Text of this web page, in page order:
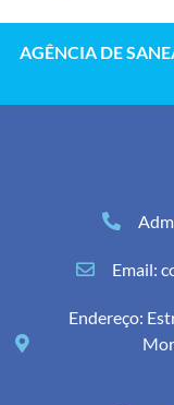
AGÊNCIA DE
Email:
Endereço: